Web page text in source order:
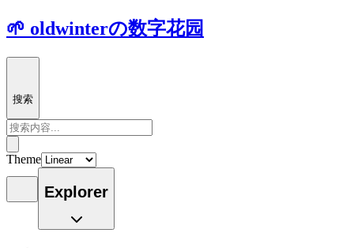
🌱 oldwinterの数字花园
搜索
Theme
Explorer